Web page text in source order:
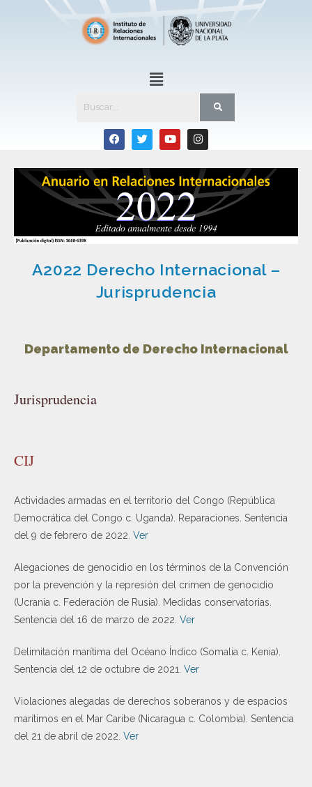
A2022 Derecho Internacional –
Jurisprudencia
Departamento de Derecho Internacional
Jurisprudencia
CIJ
Actividades armadas en el territorio del Congo (República
Democrática del Congo c. Uganda). Reparaciones. Sentencia
del 9 de febrero de 2022. Ver
Alegaciones de genocidio en los términos de la Convención
por la prevención y la represión del crimen de genocidio
(Ucrania c. Federación de Rusia). Medidas conservatorias.
Sentencia del 16 de marzo de 2022. Ver
Delimitación marítima del Océano Índico (Somalia c. Kenia).
Sentencia del 12 de octubre de 2021. Ver
Violaciones alegadas de derechos soberanos y de espacios
marítimos en el Mar Caribe (Nicaragua c. Colombia). Sentencia
del 21 de abril de 2022. Ver